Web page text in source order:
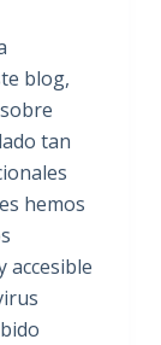
blog,
tan
hemos
accesible